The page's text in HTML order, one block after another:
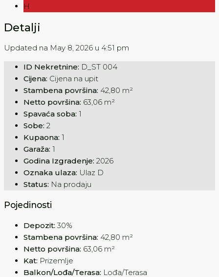
H
Detalji
Updated na May 8, 2026 u 4:51 pm
ID Nekretnine: D_ST 004
Cijena: Cijena na upit
Stambena površina: 42,80 m²
Netto površina: 63,06 m²
Spavaća soba: 1
Sobe: 2
Kupaona: 1
Garaža: 1
Godina Izgradenje: 2026
Oznaka ulaza: Ulaz D
Status: Na prodaju
Pojedinosti
Depozit: 30%
Stambena površina: 42,80 m²
Netto površina: 63,06 m²
Kat: Prizemlje
Balkon/Lođa/Terasa: Lođa/Terasa